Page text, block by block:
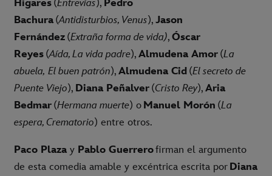
Higares (Entrevías), Pedro
Bachura (Antidisturbios, Venus), Jason
Fernández (Extraña forma de vida), Óscar
Reyes (Aída, La vida padre), Almudena Amor (La
abuela, El buen patrón), Almudena Cid (El secreto de
Puente Viejo), Diana Peñalver (Cristo Rey), Aria
Bedmar (Hermana muerte) o Manuel Morón (La
espera, Crematorio) entre otros.
Paco Plaza y Pablo Guerrerofirman el argumento
de esta comedia amable y excéntrica escrita por Diana